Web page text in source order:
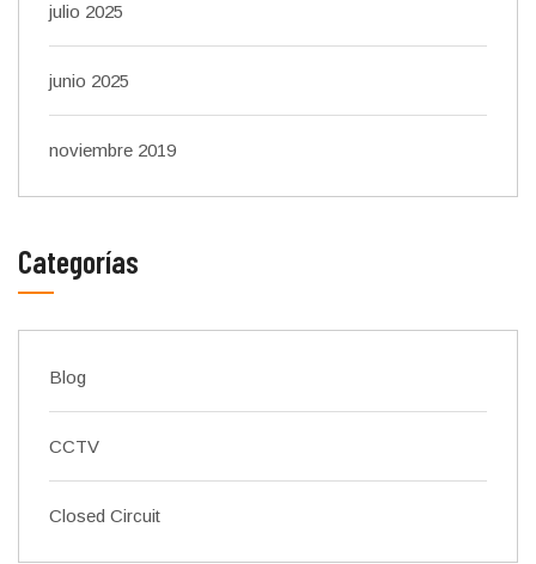
julio 2025
junio 2025
noviembre 2019
Categorías
Blog
CCTV
Closed Circuit